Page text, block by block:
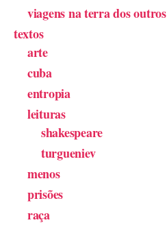
viagens na terra dos outros
textos
arte
cuba
entropia
leituras
shakespeare
turgueniev
menos
prisões
raça